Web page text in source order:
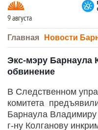
9 августа
Главная Новости
Экс-мэру Барнаула
обвинение
В Следственном
комитета
Барнаула
г-ну Колганову